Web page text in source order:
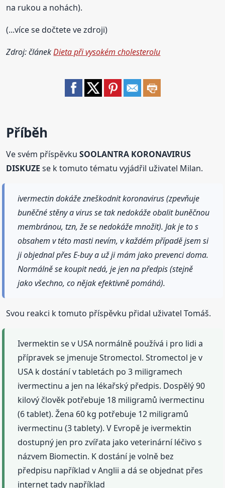
na rukou a nohách).
(...více se dočtete ve zdroji)
Zdroj: článekDieta při vysokém cholesterolu
Příběh
Ve svém příspěvkuSOOLANTRA KORONAVIRUS
DISKUZE se k tomuto tématu vyjádřil uživatel Milan.
ivermectin dokáže zneškodnit koronavirus (zpevňuje
buněčné stěny a virus se tak nedokáže obalit buněčnou
membránou, tzn, že se nedokáže množit). Jak je to s
obsahem v této masti nevím, v každém případě jsem si
ji objednal přes E-buy a už ji mám jako prevenci doma.
Normálně se koupit nedá, je jen na předpis (stejně
jako všechno, co nějak efektivně pomáhá).
Svou reakci k tomuto příspěvku přidal uživatel Tomáš.
Ivermektin se v USA normálně používá i pro lidi a
přípravek se jmenuje Stromectol. Stromectol je v
USA k dostání v tabletách po 3 miligramech
ivermectinu a jen na lékařský předpis. Dospělý 90
kilový člověk potřebuje 18 miligramů ivermectinu
(6 tablet). Žena 60 kg potřebuje 12 miligramů
ivermectinu (3 tablety). V Evropě je ivermektin
dostupný jen pro zvířata jako veterinární léčivo s
názvem Biomectin. K dostání je volně bez
předpisu například v Anglii a dá se objednat přes
internet tady například